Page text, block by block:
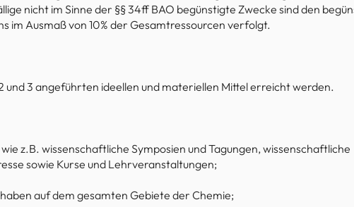
nicht im Sinne der §§ 34ff BAO begünstigte Zwecke sind den
im Ausmaß von 10% der Gesamtressourcen verfolgt.
und 3 angeführten ideellen und materiellen Mittel erreicht werden.
z.B. wissenschaftliche Symposien und Tagungen, wissenschaftliche
sowie Kurse und Lehrveranstaltungen;
auf dem gesamten Gebiete der Chemie;